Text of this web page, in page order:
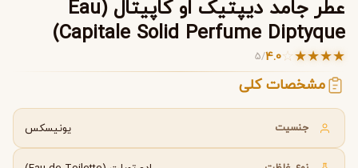
Capitale Solid Perfume Diptyque)
★
★
★
★
☆
4.0
/
5
مشخصات کلی
جنسیت یونیسکس
نوع غلظت ادو تویلت (Eau de Toilette)